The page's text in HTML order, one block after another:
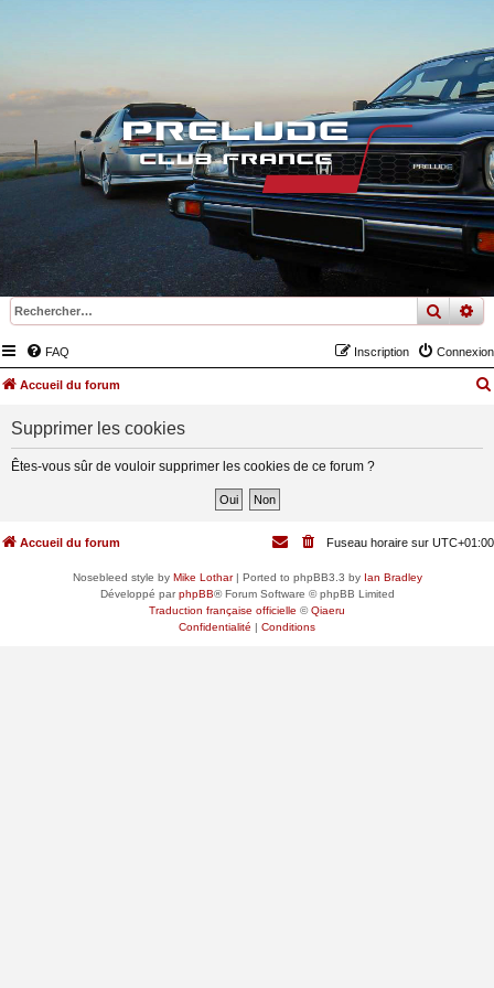
FAQ Connexion
Inscription
Accueil du forum
Supprimer les cookies
Êtes-vous sûr de vouloir supprimer les cookies de ce forum ?
Accueil du forum Fuseau horaire sur UTC+01:00
Nosebleed style by Mike Lothar| Ported to phpBB3.3 by Ian Bradley
Développé parphpBB® Forum Software © phpBB Limited
Traduction française officielle ©Qiaeru
Confidentialité | Conditions